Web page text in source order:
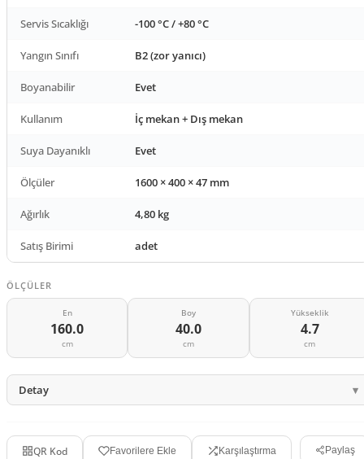
Servis Sıcaklığı -100 °C / +80 °C
Yangın Sınıfı B2 (zor yanıcı)
Boyanabilir Evet
Kullanım İç mekan + Dış mekan
Suya Dayanıklı Evet
Ölçüler 1600 × 400 × 47 mm
Ağırlık 4,80 kg
Satış Birimi adet
ÖLÇÜLER
En
160.0
cm
Boy
40.0
cm
Yükseklik
4.7
cm
Detay
QR Kod Favorilere Ekle Karşılaştırma Paylaş